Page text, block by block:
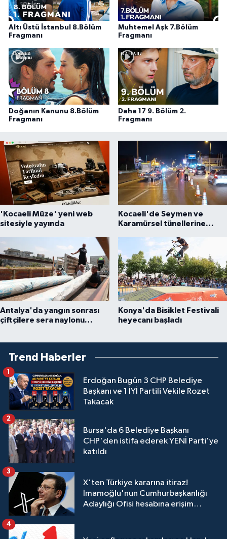
Altı Üstü İstanbul 8.Bölüm
Fragmanı
Muhtemel Aşk 7.Bölüm
Fragmanı
Doğanın Kanunu 8.Bölüm
Fragmanı
Daha 17 9. Bölüm 2.
Fragmanı
'Kocaeli Müze' yeni web
sitesiyle yayında
Kocaeli'de Seymen ve
Karamürsel tünellerine
Antalya'da yangın sonrası
çiftçilere sera naylonu
Konya'da Bisiklet Festivali
heyecanı başladı
Trend Haberler
Erdoğan Bugün 3 CHP Belediye
Başkanı ve 1 İYİ Partili Vekile Rozet
Takacak
1
Bursa'da 6 Belediye Başkanı
CHP'den istifa ederek YENİ Parti'ye
katıldı
2
X'ten Türkiye kararına itiraz!
İmamoğlu'nun Cumhurbaşkanlığı
Adaylığı Ofisi hesabına erişim
3
4